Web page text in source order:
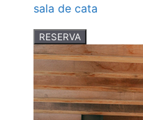
sala de cata
RESERVA